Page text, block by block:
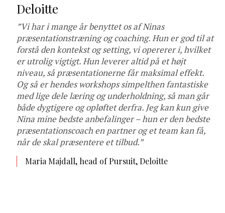
Deloitte
”Vi har i mange år benyttet os af Ninas
præsentationstræning og coaching. Hun er god til at
forstå den kontekst og setting, vi opererer i, hvilket
er utrolig vigtigt. Hun leverer altid på et højt
niveau, så præsentationerne får maksimal effekt.
Og så er hendes workshops simpelthen fantastiske
med lige dele læring og underholdning, så man går
både dygtigere og opløftet derfra. Jeg kan kun give
Nina mine bedste anbefalinger – hun er den bedste
præsentationscoach en partner og et team kan få,
når de skal præsentere et tilbud.”
Maria Majdall, head of Pursuit, Deloitte